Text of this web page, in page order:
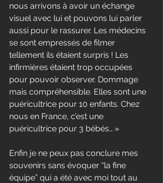
nous arrivons à avoir un échange
visuel avec lui et pouvons lui parler
aussi pour le rassurer. Les médecins
se sont empressés de filmer
tellement ils étaient surpris ! Les
infirmières étaient trop occupées
pour pouvoir observer. Dommage
mais compréhensible. Elles sont une
puéricultrice pour 10 enfants. Chez
nous en France, c’est une
puéricultrice pour 3 bébés… »
Enfin je ne peux pas conclure mes
souvenirs sans évoquer “la fine
équipe” qui a été avec moi tout au